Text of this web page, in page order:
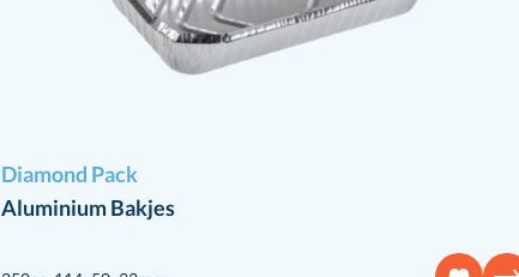
Diamond Pack
Aluminium Bakjes